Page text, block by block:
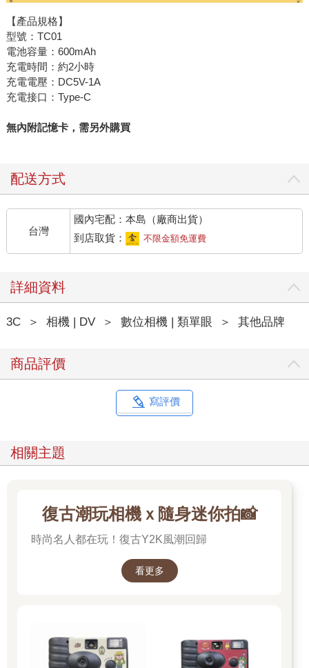
【產品規格】
型號：TC01
電池容量：600mAh
充電時間：約2小時
充電電壓：DC5V-1A
充電接口：Type-C
無內附記憶卡，需另外購買
配送方式
台灣
國內宅配：本島（廠商出貨）
到店取貨：
不限金額免運費
詳細資料
3C ＞ 相機 | DV ＞ 數位相機 | 類單眼 ＞ 其他品牌
商品評價
寫評價
相關主題
復古潮玩相機ｘ隨身迷你拍📸
時尚名人都在玩！復古Y2K風潮回歸
看更多